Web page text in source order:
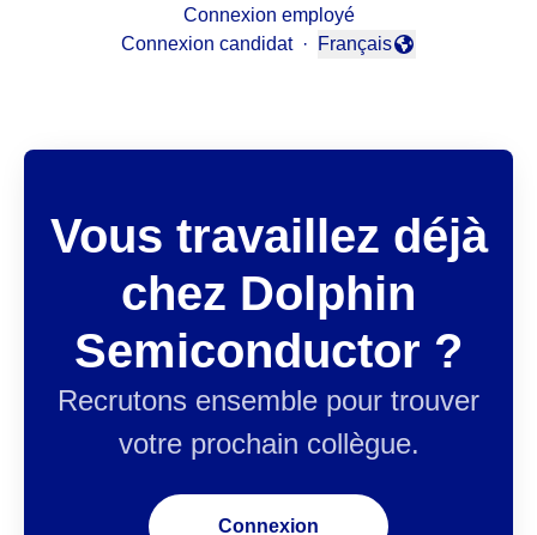
Connexion employé
Connexion candidat ·
Changer la langue
Français
Vous travaillez déjà
chez Dolphin
Semiconductor ?
Recrutons ensemble pour trouver
votre prochain collègue.
Connexion